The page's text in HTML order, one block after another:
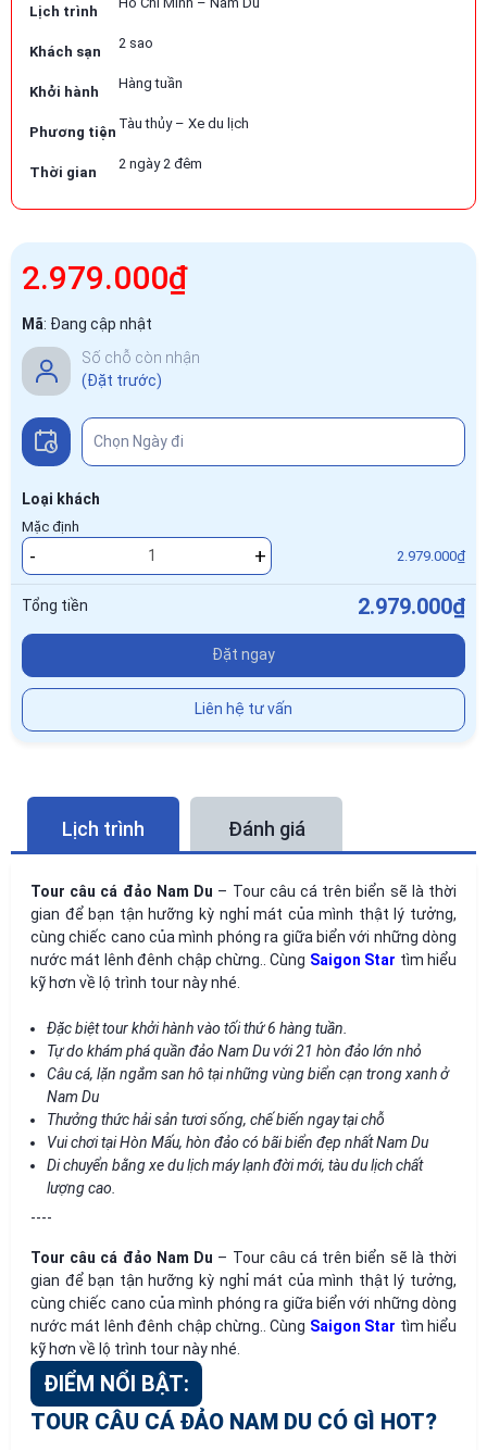
Lịch trình
Khách sạn
2 sao
Khởi hành
Hàng tuần
Phương tiện
Tàu thủy – Xe du lịch
Thời gian
2 ngày 2 đêm
2.979.000₫
Mã: Đang cập nhật
Số chỗ còn nhận
(Đặt trước)
Loại khách
Mặc định
- + 2.979.000₫
Tổng tiền 2.979.000₫
Đặt ngay
Liên hệ tư vấn
Lịch trình Đánh giá
Tour câu cá đảo Nam Du – Tour câu cá trên biển sẽ là thời
gian để bạn tận hưỡng kỳ nghỉ mát của mình thật lý tưởng,
cùng chiếc cano của mình phóng ra giữa biển với những dòng
nước mát lênh đênh chập chừng.. Cùng Saigon Star tìm hiểu
kỹ hơn về lộ trình tour này nhé.
Đặc biệt tour khởi hành vào tối thứ 6 hàng tuần.
Tự do khám phá quần đảo Nam Du với 21 hòn đảo lớn nhỏ
Câu cá, lặn ngắm san hô tại những vùng biển cạn trong xanh ở
Nam Du
Thưởng thức hải sản tươi sống, chế biến ngay tại chỗ
Vui chơi tại Hòn Mấu, hòn đảo có bãi biển đẹp nhất Nam Du
Di chuyển bằng xe du lịch máy lạnh đời mới, tàu du lịch chất
lượng cao.
----
Tour câu cá đảo Nam Du – Tour câu cá trên biển sẽ là thời
gian để bạn tận hưỡng kỳ nghỉ mát của mình thật lý tưởng,
cùng chiếc cano của mình phóng ra giữa biển với những dòng
nước mát lênh đênh chập chừng.. Cùng Saigon Star tìm hiểu
kỹ hơn về lộ trình tour này nhé.
ĐIỂM NỔI BẬT:
TOUR CÂU CÁ ĐẢO NAM DU CÓ GÌ HOT?